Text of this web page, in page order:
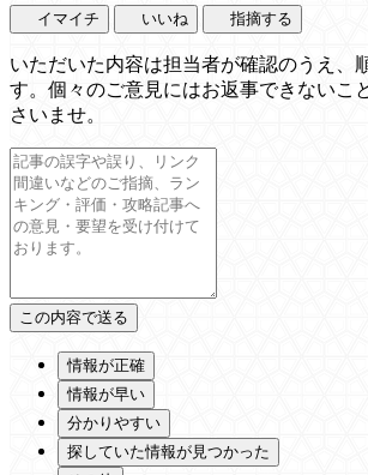
イマイチ いいね 指摘する
いただいた内容は担当者が確認のうえ、
す。個々のご意見にはお返事できないこ
さいませ。
情報が正確
情報が早い
分かりやすい
探していた情報が見つかった